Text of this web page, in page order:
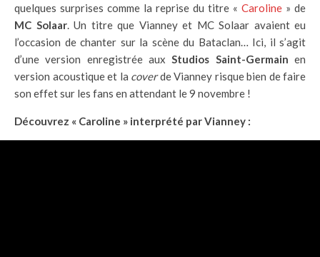
quelques surprises comme la reprise du titre « Caroline » de
MC Solaar. Un titre que Vianney et MC Solaar avaient eu
l’occasion de chanter sur la scène du Bataclan… Ici, il s’agit
d’une version enregistrée auxStudios Saint-Germain en
version acoustique et la coverde Vianney risque bien de faire
son effet sur les fans en attendant le 9 novembre !
Découvrez « Caroline » interprété par Vianney :